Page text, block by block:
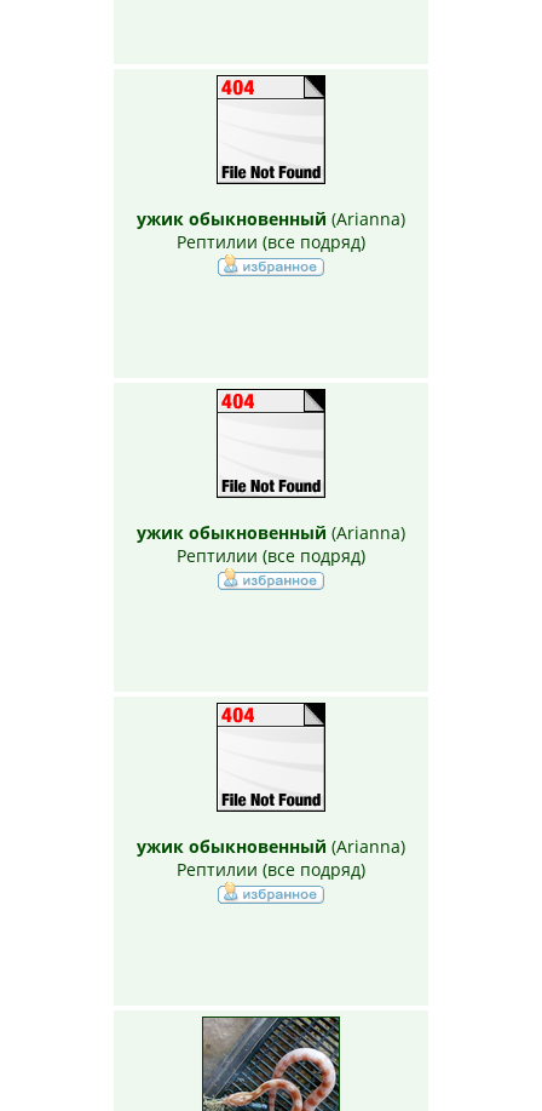
ужик обыкновенный (Arianna)
Рептилии (все подряд)
ужик обыкновенный (Arianna)
Рептилии (все подряд)
ужик обыкновенный (Arianna)
Рептилии (все подряд)